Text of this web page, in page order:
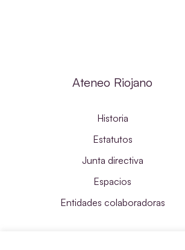
Ateneo Riojano
Historia
Estatutos
Junta directiva
Espacios
Entidades colaboradoras